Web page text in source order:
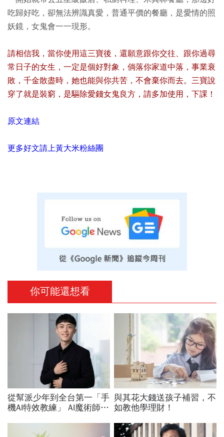
吃歸好吃，卻無法辨識真愛，普通平價的餐廳，是愛情的照
妖鏡，女鬼會一一現形。
請相信我，當你使用這三寶後，還願意跟你交往、跟你過尋
常日子的女生，一定是個好對象，倘落你家道中落，事業衰
敗，千金散盡時，她也能與你共苦，不會棄你而去。三寶說
穿了就是裝窮，是驅除愛錢女鬼良方，請多加使用，下課！
原文連結
更多好文請上黃大米粉絲團
你可能還想看
從幫派少年到全台第一「手
機AI特效教練」 AI魔術師晨
景的人，也能靠AI翻轉人
與其花大錢送孩子補習，不
如教他學理財！